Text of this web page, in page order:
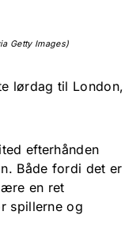
Getty Images)
lørdag til London,
efterhånden
Både fordi det er
en ret
spillerne og